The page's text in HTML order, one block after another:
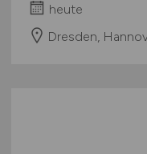
heute
Dresden,